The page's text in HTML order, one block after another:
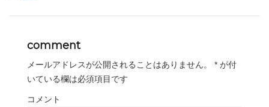
comment
メールアドレスが公開されることはありません。 * が付
いている欄は必須項目です
コメント